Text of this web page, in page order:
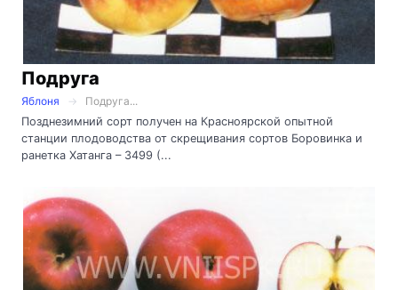
Подруга
Яблоня
Подруга...
Позднезимний сорт получен на Красноярской опытной
станции плодоводства от скрещивания сортов Боровинка и
ранетка Хатанга – 3499 (...